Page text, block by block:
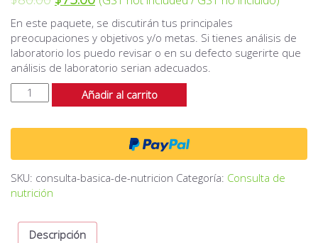
En este paquete, se discutirán tus principales
preocupaciones y objetivos y/o metas. Si tienes análisis de
laboratorio los puedo revisar o en su defecto sugerirte que
análisis de laboratorio serian adecuados.
Consulta
básica
nutrición
Añadir al carrito
SKU: consulta-basica-de-nutricion Categoría: Consulta de
nutrición
Descripción